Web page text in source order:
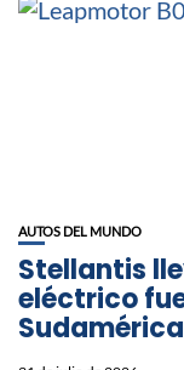
AUTOS DEL MUNDO
Stellantis
eléctrico
Sudamérica